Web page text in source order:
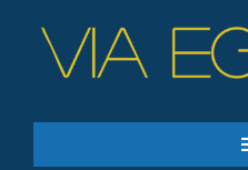
contenu